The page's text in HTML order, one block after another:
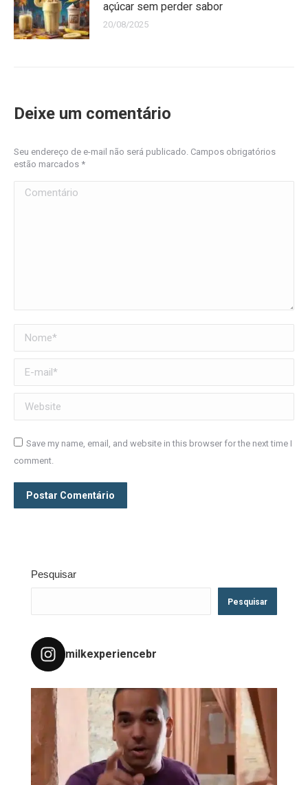
açúcar sem perder sabor
20/08/2025
Deixe um comentário
Seu endereço de e-mail não será publicado. Campos obrigatórios
estão marcados *
Comentário
Nome *
E-mail *
Website
Save my name, email, and website in this browser for the next time I
comment.
Postar Comentário
Pesquisar
Pesquisar
milkexperiencebr